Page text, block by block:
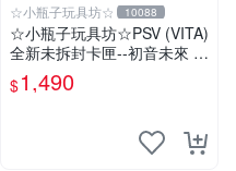
☆小瓶子玩具坊☆ 10088
☆小瓶子玩具坊☆PSV (VITA)
全新未拆封卡匣--初音未來 名
伶計畫X 中文版
$1,490